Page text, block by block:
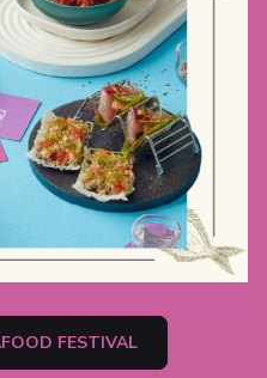
FESTIVALเ